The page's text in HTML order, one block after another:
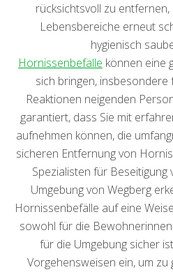
rücksichtsvoll zu
Lebensbereiche erneut
hygienisch
Hornissenbefälle können eine
sich bringen,
Reaktionen neigenden
garantiert, dass Sie mit
aufnehmen können, die
sicheren Entfernung von
Spezialisten für Beseitigung
Umgebung von Wegberg
Hornissenbefälle auf eine
sowohl für die
für die Umgebung sicher
Vorgehensweisen ein, um